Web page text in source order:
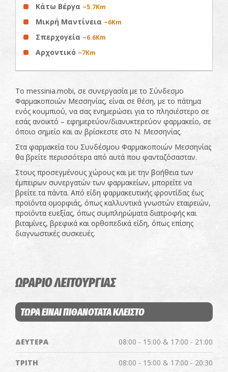
Κάτω Βέργα ~5.7Km
Μικρή Μαντίνεια ~6Km
Σπερχογεία ~6.6Km
Αρχοντικό ~7Km
Το messinia.mobi, σε συνεργασία με το Σύνδεσμο
Φαρμακοποιών Μεσσηνίας, είναι σε θέση, με το πάτημα
ενός κουμπιού, να σας ενημερώσει για το πλησιέστερο σε
εσάς ανοικτό – εφημερεύον/διανυκτερεύον φαρμακείο, σε
όποιο σημείο και αν βρίσκεστε στο Ν. Μεσσηνίας.
Στα φαρμακεία του Συνδέσμου Φαρμακοποιών Μεσσηνίας
θα βρείτε περισσότερα από αυτά που φανταζόσασταν.
Στους προσεγμένους χώρους και με την βοήθεια των
έμπειρων συνεργατών των φαρμακείων, μπορείτε να
βρείτε τα πάντα. Από είδη φαρμακευτικής φροντίδας έως
προϊόντα ομορφιάς, όπως καλλυντικά γνωστών εταιρειών,
προϊόντα ευεξίας, όπως συμπληρώματα διατροφής και
βιταμίνες, βρεφικά και ορθοπεδικά είδη, όπως επίσης
διαγνωστικές συσκευές.
ΩΡΑΡΙΟ ΛΕΙΤΟΥΡΓΙΑΣ
ΤΩΡΑ ΕΙΝΑΙ ΠΙΘΑΝΟΤΑΤΑ ΚΛΕΙΣΤΟ
ΔΕΥΤΕΡΑ 08:00 - 15:00 & 17:00 - 21:00
ΤΡΙΤΗ 08:00 - 15:00 & 17:00 - 20:30